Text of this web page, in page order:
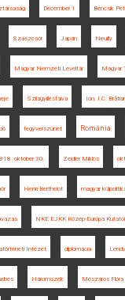
December 1 Bencsik
Szászcsór Japán Neuilly
Magyar Nemzeti Levéltár Magyar
Szilágyillésfalva Ion. I.C.
fegyverszünet Románia
október 30. Zeidler Miklós
Henri Berthelot magyar
NKE EJKK Közép-Európa
Intézet diplomácia
Háromszék Mészáros Flóra